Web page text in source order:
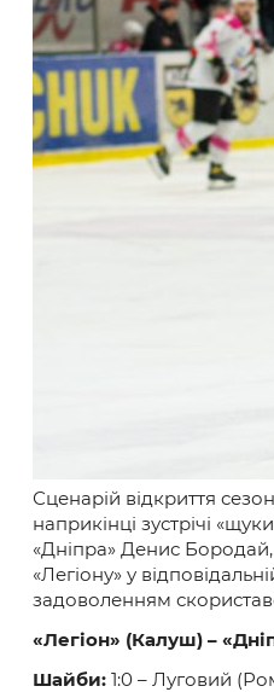
Сценарій відкриття
наприкінці зустрічі
«Дніпра» Денис
«Легіону» у
задоволенням
«Легіон» (Калуш) – «
Шайби: 1:0 – Луговий